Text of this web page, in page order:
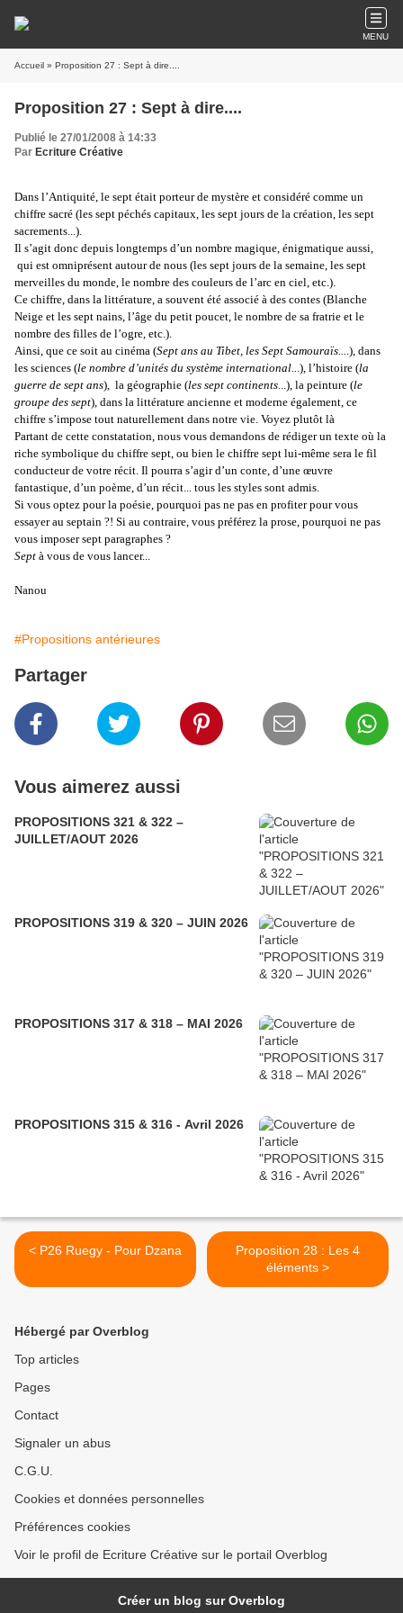
MENU
Accueil » Proposition 27 : Sept à dire....
Proposition 27 : Sept à dire....
Publié le 27/01/2008 à 14:33
Par Ecriture Créative
Dans l’Antiquité, le sept était porteur de mystère et considéré comme un
chiffre sacré (les sept péchés capitaux, les sept jours de la création, les sept
sacrements...).
Il s’agit donc depuis longtemps d’un nombre magique, énigmatique aussi,
qui est omniprésent autour de nous (les sept jours de la semaine, les sept
merveilles du monde, le nombre des couleurs de l’arc en ciel, etc.).
Ce chiffre, dans la littérature, a souvent été associé à des contes (Blanche
Neige et les sept nains, l’âge du petit poucet, le nombre de sa fratrie et le
nombre des filles de l’ogre, etc.).
Ainsi, que ce soit au cinéma (Sept ans au Tibet, les Sept Samouraïs....), dans
les sciences (le nombre d’unités du système international...), l’histoire (la
guerre de sept ans), la géographie (les sept continents...), la peinture (le
groupe des sept), dans la littérature ancienne et moderne également, ce
chiffre s’impose tout naturellement dans notre vie. Voyez plutôt là
Partant de cette constatation, nous vous demandons de rédiger un texte où la
riche symbolique du chiffre sept, ou bien le chiffre sept lui-même sera le fil
conducteur de votre récit. Il pourra s’agir d’un conte, d’une œuvre
fantastique, d’un poème, d’un récit... tous les styles sont admis.
Si vous optez pour la poésie, pourquoi pas ne pas en profiter pour vous
essayer au septain ?! Si au contraire, vous préférez la prose, pourquoi ne pas
vous imposer sept paragraphes ?
Sept à vous de vous lancer...
Nanou
#Propositions antérieures
Partager
Vous aimerez aussi
PROPOSITIONS 321 & 322 –
JUILLET/AOUT 2026
PROPOSITIONS 319 & 320 – JUIN 2026
PROPOSITIONS 317 & 318 – MAI 2026
PROPOSITIONS 315 & 316 - Avril 2026
< P26 Ruegy - Pour Dzana
Proposition 28 : Les 4
éléments >
Hébergé par Overblog
Top articles
Pages
Contact
Signaler un abus
C.G.U.
Cookies et données personnelles
Préférences cookies
Voir le profil de Ecriture Créative sur le portail Overblog
Créer un blog sur Overblog